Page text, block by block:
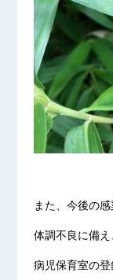
また、今後の
体調不良に備
病児保育室の